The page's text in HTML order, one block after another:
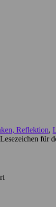
Reflektion,
für